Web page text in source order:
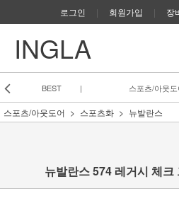
로그인 | 회원가입 | 장
INGLA
BEST | 스포츠/아웃도
스포츠/아웃도어 스포츠화 뉴발란스
뉴발란스 574 레거시 체